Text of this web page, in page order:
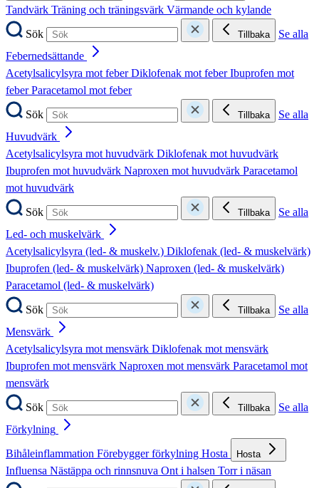
Tandvärk Träning och träningsvärk Värmande och kylande
Sök
Tillbaka
Se alla
Febernedsättande
Acetylsalicylsyra mot feberDiklofenak mot feberIbuprofen mot
feberParacetamol mot feber
Sök
Tillbaka
Se alla
Huvudvärk
Acetylsalicylsyra mot huvudvärk Diklofenak mot huvudvärk
Ibuprofen mot huvudvärk Naproxen mot huvudvärk Paracetamol
mot huvudvärk
Sök
Tillbaka
Se alla
Led- och muskelvärk
Acetylsalicylsyra (led- & muskelv.) Diklofenak (led- & muskelvärk)
Ibuprofen (led- & muskelvärk) Naproxen (led- & muskelvärk)
Paracetamol (led- & muskelvärk)
Sök
Tillbaka
Se alla
Mensvärk
Acetylsalicylsyra mot mensvärk Diklofenak mot mensvärk
Ibuprofen mot mensvärk Naproxen mot mensvärk Paracetamol mot
mensvärk
Sök
Tillbaka
Se alla
Förkylning
Bihåleinflammation Förebygger förkylning Hosta Hosta
Influensa Nästäppa och rinnsnuva Ont i halsen Torr i näsan